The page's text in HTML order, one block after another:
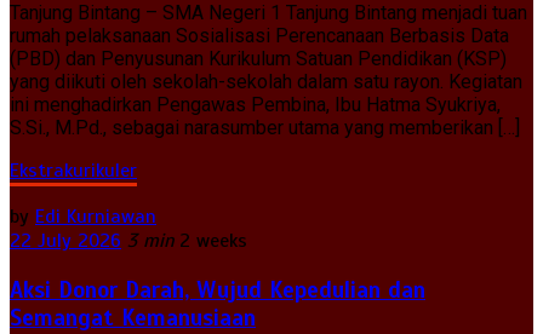
Tanjung Bintang – SMA Negeri 1 Tanjung Bintang menjadi tuan
rumah pelaksanaan Sosialisasi Perencanaan Berbasis Data
(PBD) dan Penyusunan Kurikulum Satuan Pendidikan (KSP)
yang diikuti oleh sekolah-sekolah dalam satu rayon. Kegiatan
ini menghadirkan Pengawas Pembina, Ibu Hatma Syukriya,
S.Si., M.Pd., sebagai narasumber utama yang memberikan […]
Ekstrakurikuler
by Edi Kurniawan
22 July 2026 3 min 2 weeks
Aksi Donor Darah, Wujud Kepedulian dan
Semangat Kemanusiaan